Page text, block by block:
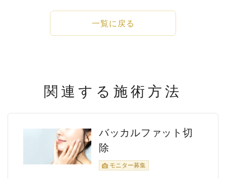
一覧に戻る
関連する施術方法
バッカルファット切
除
モニター募集